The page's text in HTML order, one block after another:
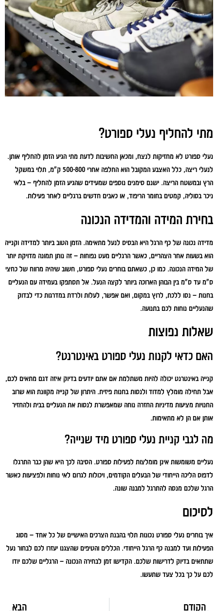
מתי להחליף נעלי ספורט?
נעלי ספורט לא מחזיקות לנצח, ומכאן החשיבות לדעת מתי הגיע הזמן להחליף אותן.
לנעלי ריצה, כלל האצבע המקובל הוא החלפה אחרי 500-800 ק"מ, תלוי במשקל
הרץ ובמשטח הריצה. ישנם סימנים נוספים שמעידים שהגיע הזמן להחליף – בלאי
ניכר בסוליה, קמטים בחומר הריפוד, או כאבים חדשים ברגליים לאחר פעילות.
בחירת המידה והמדידה הנכונה
מדידה נכונה של כף הרגל היא הבסיס לנעל מתאימה. הזמן הטוב ביותר למדידה וקנייה
הוא בשעות אחר הצהריים, כאשר הרגליים מעט נפוחות – זה נותן תמונה מדויקת יותר
של המידה הנכונה. כמו כן, כשאתם בוחרים נעלי ספורט, חשוב שיהיה מרווח של כחצי
ס"מ עד ס"מ בין הבוהן הארוכה ביותר לקצה הנעל. אל תסתפקו בעמידה עם הנעליים
בחנות – נסו ללכת, לרוץ במקום, ואם אפשר, לעלות ולרדת במדרגות כדי לבדוק
שהנעליים נוחות לכם בתנועה.
שאלות נפוצות
האם כדאי לקנות נעלי ספורט באינטרנט?
קנייה באינטרנט יכולה להיות משתלמת אם אתם יודעים בדיוק איזה דגם מתאים לכם,
אבל תחילה מומלץ למדוד ולנסות בחנות פיזית. היתרון של קנייה מקוונת הוא שרוב
החנויות מציעות מדיניות החזרה נוחה שמאפשרת לנסות את הנעליים בבית ולהחזיר
אותן אם הן לא מתאימות.
מה לגבי קניית נעלי ספורט מיד שנייה?
נעליים משומשות אינן מומלצות לפעילות ספורט. הסיבה לכך היא שהן כבר התרגלו
לדפוס הליכה הייחודי של הבעלים הקודמים, ויכולות לגרום לאי נוחות ולפציעות כאשר
הרגל שלכם מנסה להתרגל למבנה שונה.
לסיכום
איך בוחרים נעלי ספורט נכונות תלוי בהבנת הצרכים האישיים של כל אחד – מסוג
הפעילות ועד למבנה כף הרגל הייחודי. הכללים והטיפים שהצגנו יעזרו לכם לבחור נעל
שתתאים בדיוק לדרישות שלכם. הקדישו זמן לבחירה הנכונה – הרגליים שלכם יודו
לכם על כך בכל צעד שתעשו.
הקודם הבא